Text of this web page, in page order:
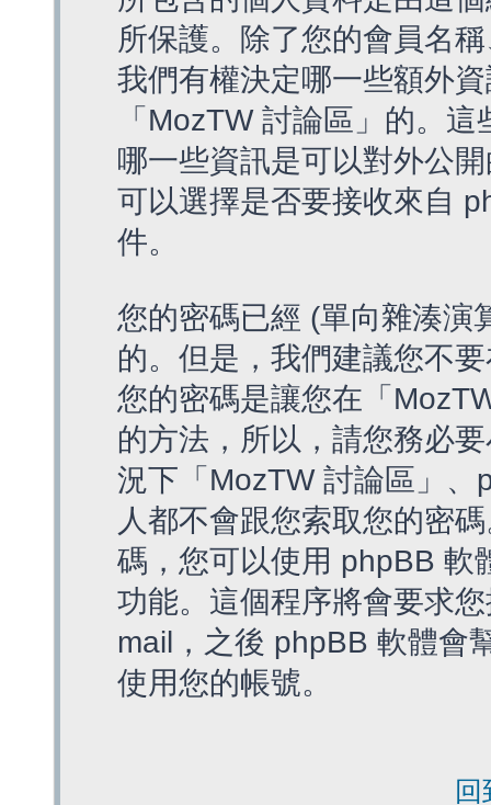
所保護。除了您的會員名
我們有權決定哪一些額外
「MozTW 討論區」的。
哪一些資訊是可以對外公
可以選擇是否要接收來自
件。
您的密碼已經 (單向雜湊演
的。但是，我們建議您不
您的密碼是讓您在「
的方法，所以，請您務必
況下「MozTW 討論區」
人都不會跟您索取您的密
碼，您可以使用 phpBB 軟
功能。這個程序將會要求
mail，之後 phpBB 軟體會
使用您的帳號。